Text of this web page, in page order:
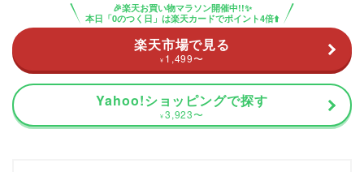
🎉楽天お買い物マラソン開催中!!✨
本日「0のつく日」は楽天カードでポイント4倍⬆️
楽天市場で見る
¥ 1,499〜
Yahoo!ショッピングで探す
¥ 3,923〜